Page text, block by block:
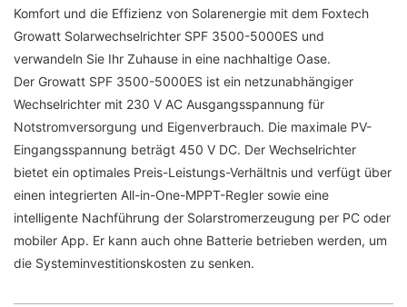
Komfort und die Effizienz von Solarenergie mit dem Foxtech
Growatt Solarwechselrichter SPF 3500-5000ES und
verwandeln Sie Ihr Zuhause in eine nachhaltige Oase.
Der Growatt SPF 3500-5000ES ist ein netzunabhängiger
Wechselrichter mit 230 V AC Ausgangsspannung für
Notstromversorgung und Eigenverbrauch. Die maximale PV-
Eingangsspannung beträgt 450 V DC. Der Wechselrichter
bietet ein optimales Preis-Leistungs-Verhältnis und verfügt über
einen integrierten All-in-One-MPPT-Regler sowie eine
intelligente Nachführung der Solarstromerzeugung per PC oder
mobiler App. Er kann auch ohne Batterie betrieben werden, um
die Systeminvestitionskosten zu senken.